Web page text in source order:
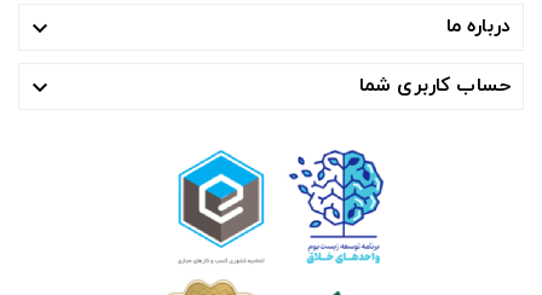
درباره ما 
حساب کاربری شما 